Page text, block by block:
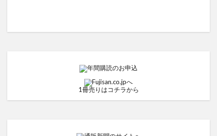
1冊売りはコチラから